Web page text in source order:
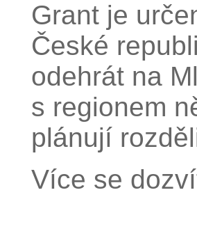
Grant je
České
odehrát na
s regionem
plánují
Více se